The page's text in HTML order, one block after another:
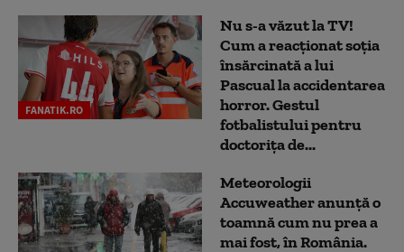
FANATIK.RO
Nu s-a văzut la TV!
Cum a reacţionat soţia
însărcinată a lui
Pascual la accidentarea
horror. Gestul
fotbalistului pentru
doctoriţa de...
Meteorologii
Accuweather anunță o
toamnă cum nu prea a
mai fost, în România.